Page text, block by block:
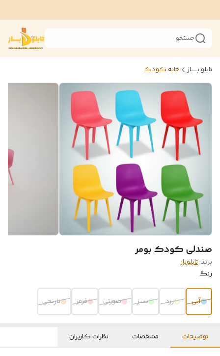
جستجو
تابلو بــــــاز خانه کودک
صندلی کودک بومر
برند:تابلوباز
رنگ
آبی زرد سبز صورتی قرمز نارنجی
توضیحات مشخصات نظرات کاربران